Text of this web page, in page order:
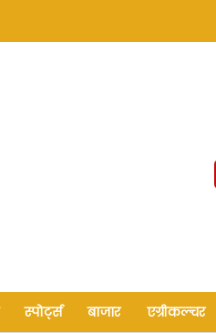
स्पोर्ट्स बाजार एग्रीकल्चर